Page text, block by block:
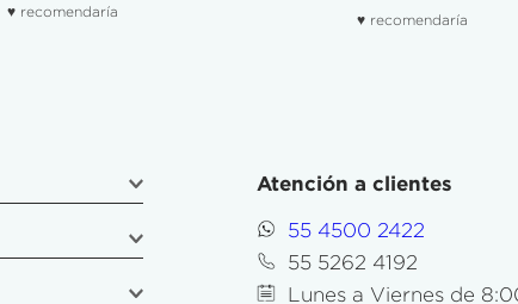
♥ recomendaría
♥ recomendaría
Atención a clientes
55 4500 2422
55 5262 4192
Lunes a Viernes de